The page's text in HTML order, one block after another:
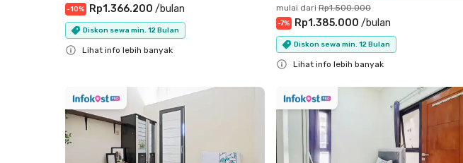
-10% Rp1.366.200 /bulan
Diskon sewa min. 12 Bulan
Lihat info lebih banyak
mulai dari Rp1.500.000
-7% Rp1.385.000 /bulan
Diskon sewa min. 12 Bulan
Lihat info lebih banyak